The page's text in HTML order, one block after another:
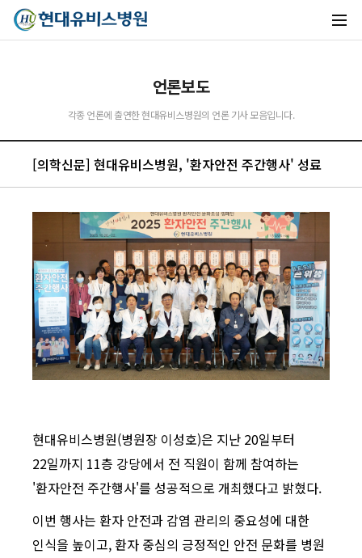
언론보도
각종 언론에 출연한 현대유비스병원의 언론 기사 모음입니다.
[의학신문] 현대유비스병원, '환자안전 주간행사' 성료
현대유비스병원(병원장 이성호)은 지난 20일부터
22일까지 11층 강당에서 전 직원이 함께 참여하는
'환자안전 주간행사'를 성공적으로 개최했다고 밝혔다.
이번 행사는 환자 안전과 감염 관리의 중요성에 대한
인식을 높이고, 환자 중심의 긍정적인 안전 문화를 병원
실시간 안내중